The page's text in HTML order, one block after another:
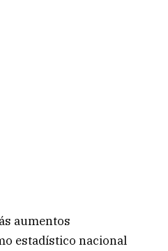
aumentos
estadístico nacional